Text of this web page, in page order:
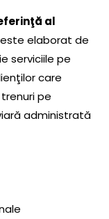
al
este elaborat de
serviciile pe
care
pe
administrată